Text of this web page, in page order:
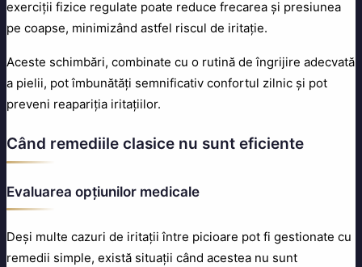
exerciții fizice regulate poate reduce frecarea și presiunea
pe coapse, minimizând astfel riscul de iritație.
Aceste schimbări, combinate cu o rutină de îngrijire adecvată
a pielii, pot îmbunătăți semnificativ confortul zilnic și pot
preveni reapariția iritațiilor.
Când remediile clasice nu sunt eficiente
Evaluarea opțiunilor medicale
Deși multe cazuri de iritații între picioare pot fi gestionate cu
remedii simple, există situații când acestea nu sunt